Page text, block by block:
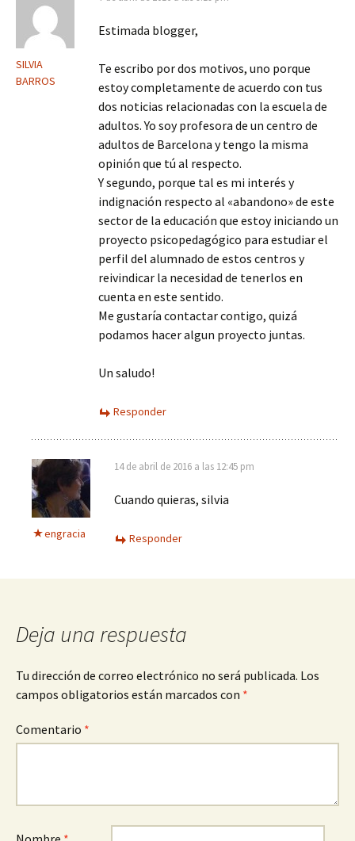
SILVIA
BARROS
Estimada blogger,
Te escribo por dos motivos, uno porque
estoy completamente de acuerdo con tus
dos noticias relacionadas con la escuela de
adultos. Yo soy profesora de un centro de
adultos de Barcelona y tengo la misma
opinión que tú al respecto.
Y segundo, porque tal es mi interés y
indignación respecto al «abandono» de este
sector de la educación que estoy iniciando un
proyecto psicopedagógico para estudiar el
perfil del alumnado de estos centros y
reivindicar la necesidad de tenerlos en
cuenta en este sentido.
Me gustaría contactar contigo, quizá
podamos hacer algun proyecto juntas.
Un saludo!
Responder
engracia
14 de abril de 2016 a las 12:45 pm
Cuando quieras, silvia
Responder
Deja una respuesta
Tu dirección de correo electrónico no será publicada. Los
campos obligatorios están marcados con *
Comentario *